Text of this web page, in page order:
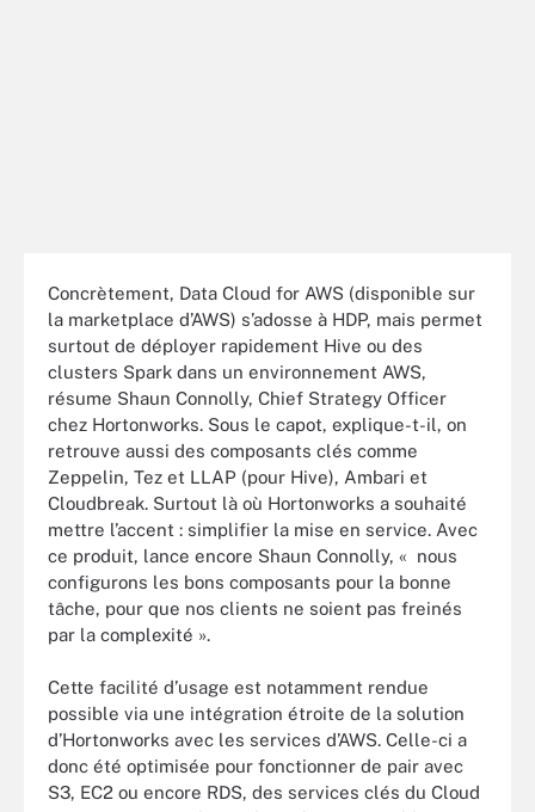
Concrètement, Data Cloud for AWS (disponible sur
la marketplace d’AWS) s’adosse à HDP, mais permet
surtout de déployer rapidement Hive ou des
clusters Spark dans un environnement AWS,
résume Shaun Connolly, Chief Strategy Officer
chez Hortonworks. Sous le capot, explique-t-il, on
retrouve aussi des composants clés comme
Zeppelin, Tez et LLAP (pour Hive), Ambari et
Cloudbreak. Surtout là où Hortonworks a souhaité
mettre l’accent : simplifier la mise en service. Avec
ce produit, lance encore Shaun Connolly, « nous
configurons les bons composants pour la bonne
tâche, pour que nos clients ne soient pas freinés
par la complexité ».
Cette facilité d’usage est notamment rendue
possible via une intégration étroite de la solution
d’Hortonworks avec les services d’AWS. Celle-ci a
donc été optimisée pour fonctionner de pair avec
S3, EC2 ou encore RDS, des services clés du Cloud